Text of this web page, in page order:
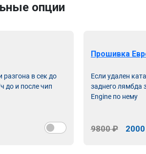
опции
разгона в сек до
до и после чип
Прошивка
Если удален
заднего лямбда
Engine по нему
9800 ₽